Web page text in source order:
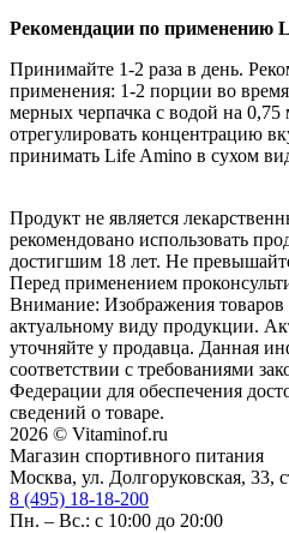
Рекомендации по применению
Принимайте 1-2 раза в день.
применения: 1-2 порции во
мерных черпачка с водой на
отрегулировать концентрацию
принимать Life Amino в сухом
Продукт не является
рекомендовано использовать
достигшим 18 лет. Не
Перед применением
Внимание: Изображения товаров
актуальному виду продукции.
уточняйте у продавца. Данная
соответствии с требованиями
Федерации для обеспечения
сведений о товаре.
2026 © Vitaminof.ru
Магазин спортивного питания
Москва, ул. Долгоруковская, 33,
8 (495) 18-18-200
Пн. – Вс.: с 10:00 до 20:00